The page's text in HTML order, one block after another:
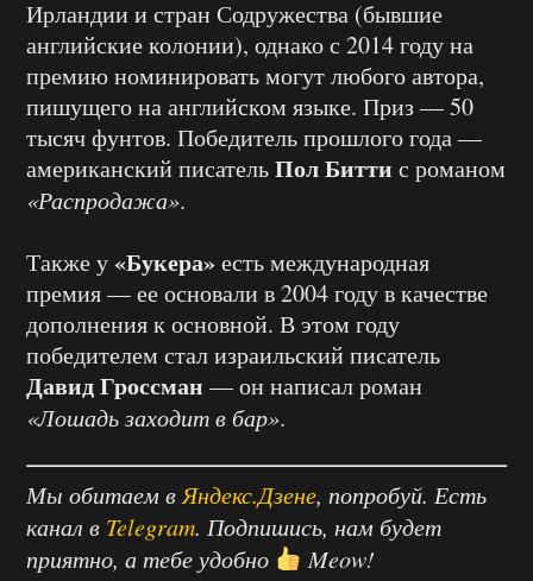
Ирландии и стран Содружества (бывшие
английские колонии), однако с 2014 году на
премию номинировать могут любого автора,
пишущего на английском языке. Приз — 50
тысяч фунтов. Победитель прошлого года —
американский писательПол Битти с романом
«Распродажа».
Также у«Букера»есть международная
премия — ее основали в 2004 году в качестве
дополнения к основной. В этом году
победителем стал израильский писатель
Давид Гроссман — он написал роман
«Лошадь заходит в бар».
Мы обитаем в Яндекс.Дзене, попробуй. Есть
канал в Telegram. Подпишись, нам будет
приятно, а тебе удобно
Meow!